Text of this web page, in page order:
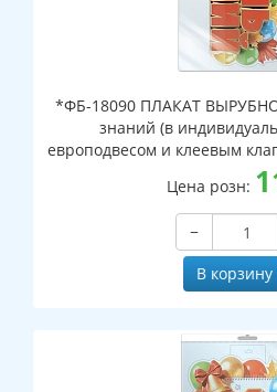
*ФБ-18090 ПЛАКАТ
знаний (в
европодвесом и клеевым
ВД-лак)
Цена розн:
−
В корзину